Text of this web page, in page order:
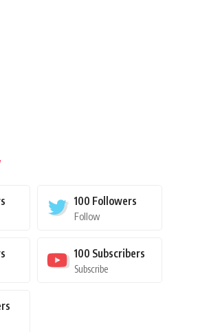
100 Followers
Follow
100 Subscribers
Subscribe